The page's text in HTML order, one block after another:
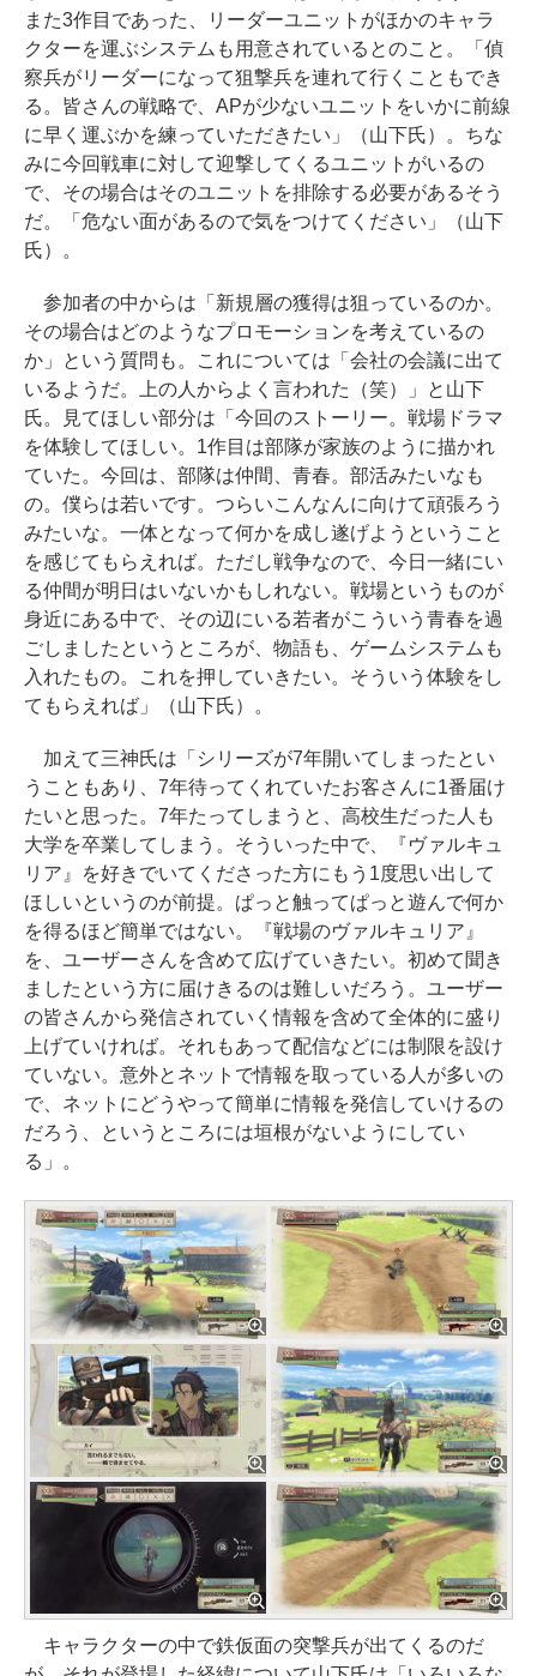
また3作目であった、リーダーユニットがほかのキャラ
クターを運ぶシステムも用意されているとのこと。「偵
察兵がリーダーになって狙撃兵を連れて行くこともでき
る。皆さんの戦略で、APが少ないユニットをいかに前線
に早く運ぶかを練っていただきたい」（山下氏）。ちな
みに今回戦車に対して迎撃してくるユニットがいるの
で、その場合はそのユニットを排除する必要があるそう
だ。「危ない面があるので気をつけてください」（山下
氏）。
参加者の中からは「新規層の獲得は狙っているのか。
その場合はどのようなプロモーションを考えているの
か」という質問も。これについては「会社の会議に出て
いるようだ。上の人からよく言われた（笑）」と山下
氏。見てほしい部分は「今回のストーリー。戦場ドラマ
を体験してほしい。1作目は部隊が家族のように描かれ
ていた。今回は、部隊は仲間、青春。部活みたいなも
の。僕らは若いです。つらいこんなんに向けて頑張ろう
みたいな。一体となって何かを成し遂げようということ
を感じてもらえれば。ただし戦争なので、今日一緒にい
る仲間が明日はいないかもしれない。戦場というものが
身近にある中で、その辺にいる若者がこういう青春を過
ごしましたというところが、物語も、ゲームシステムも
入れたもの。これを押していきたい。そういう体験をし
てもらえれば」（山下氏）。
加えて三神氏は「シリーズが7年開いてしまったとい
うこともあり、7年待ってくれていたお客さんに1番届け
たいと思った。7年たってしまうと、高校生だった人も
大学を卒業してしまう。そういった中で、『ヴァルキュ
リア』を好きでいてくださった方にもう1度思い出して
ほしいというのが前提。ぱっと触ってぱっと遊んで何か
を得るほど簡単ではない。『戦場のヴァルキュリア』
を、ユーザーさんを含めて広げていきたい。初めて聞き
ましたという方に届けきるのは難しいだろう。ユーザー
の皆さんから発信されていく情報を含めて全体的に盛り
上げていければ。それもあって配信などには制限を設け
ていない。意外とネットで情報を取っている人が多いの
で、ネットにどうやって簡単に情報を発信していけるの
だろう、というところには垣根がないようにしてい
る」。
キャラクターの中で鉄仮面の突撃兵が出てくるのだ